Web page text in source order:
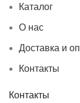
Каталог
О нас
Доставка и
Контакты
Контакты